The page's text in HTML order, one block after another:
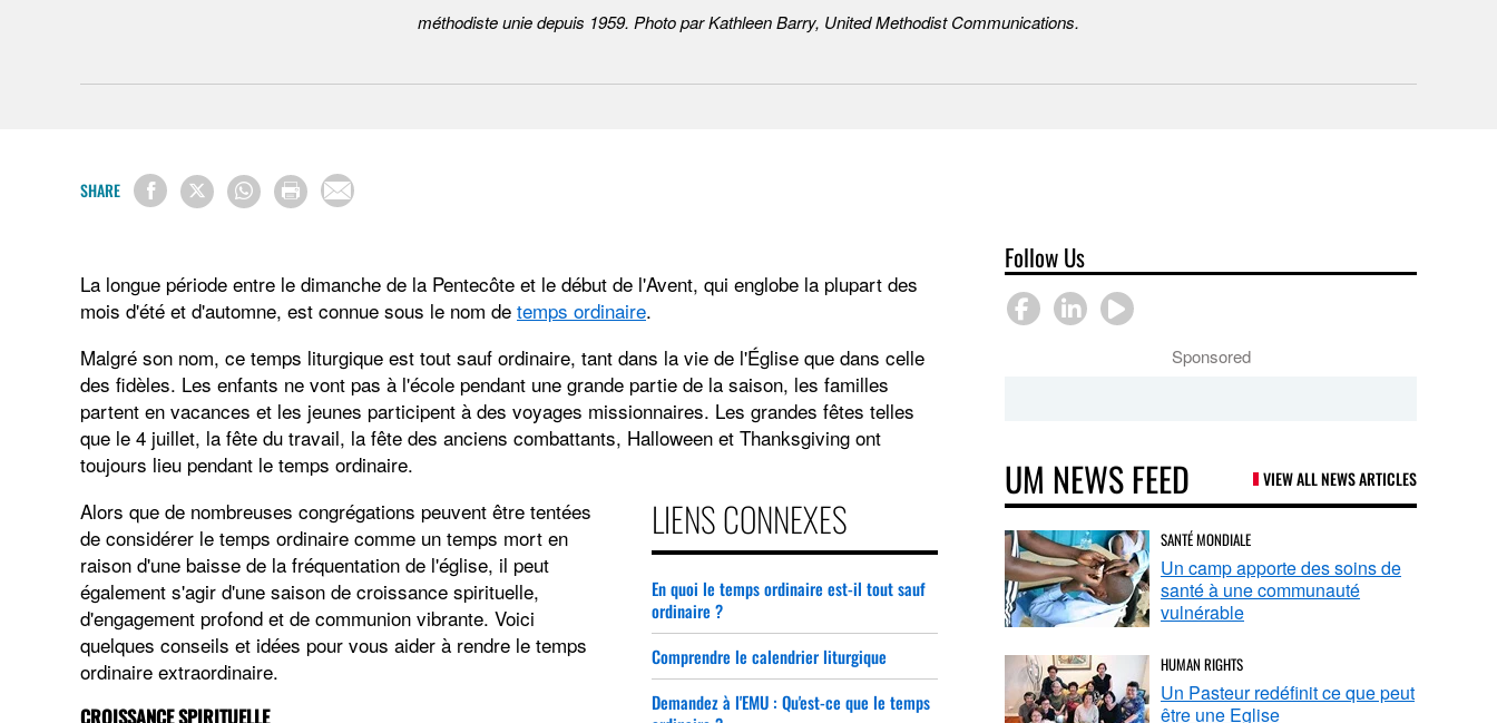
méthodiste unie depuis 1959. Photo par Kathleen Barry, United Methodist Communications.
SHARE
La longue période entre le dimanche de la Pentecôte et le début de l'Avent, qui englobe la plupart des
mois d'été et d'automne, est connue sous le nom de temps ordinaire.
Malgré son nom, ce temps liturgique est tout sauf ordinaire, tant dans la vie de l'Église que dans celle
des fidèles. Les enfants ne vont pas à l'école pendant une grande partie de la saison, les familles
partent en vacances et les jeunes participent à des voyages missionnaires. Les grandes fêtes telles
que le 4 juillet, la fête du travail, la fête des anciens combattants, Halloween et Thanksgiving ont
toujours lieu pendant le temps ordinaire.
LIENS CONNEXES
En quoi le temps ordinaire est-il tout sauf
ordinaire ?
Comprendre le calendrier liturgique
Demandez à l'EMU : Qu'est-ce que le temps
Alors que de nombreuses congrégations peuvent être tentées
de considérer le temps ordinaire comme un temps mort en
raison d'une baisse de la fréquentation de l'église, il peut
également s'agir d'une saison de croissance spirituelle,
d'engagement profond et de communion vibrante. Voici
quelques conseils et idées pour vous aider à rendre le temps
ordinaire extraordinaire.
CROISSANCE SPIRITUELLE
Follow Us
Sponsored
UM NEWS FEED VIEW ALL NEWS ARTICLES
SANTÉ MONDIALE
Un camp apporte des soins de
santé à une communauté
vulnérable
HUMAN RIGHTS
Un Pasteur redéfinit ce que peut
être une Eglise